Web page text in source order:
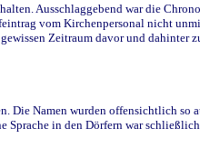
Ausschlaggebend war die
vom Kirchenpersonal nicht
Zeitraum davor und dahinter
Namen wurden offensichtlich so
Sprache in den Dörfern war